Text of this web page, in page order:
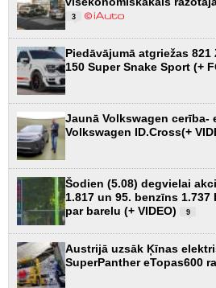
3
Piedāvājumā atgriežas
150 Super Snake Sport (+
Jaunā Volkswagen cerība-
Volkswagen ID.Cross(+
Šodien (5.08) degvielai
1.817 un 95. benzīns 1.737
par barelu (+ VIDEO)
9
Austrijā uzsāk Ķīnas
SuperPanther eTopas600